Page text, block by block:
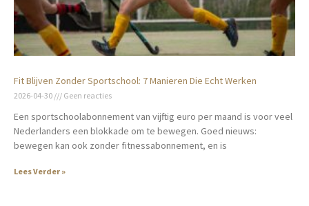
Fit Blijven Zonder Sportschool: 7 Manieren Die Echt Werken
2026-04-30 Geen reacties
Een sportschoolabonnement van vijftig euro per maand is voor veel
Nederlanders een blokkade om te bewegen. Goed nieuws:
bewegen kan ook zonder fitnessabonnement, en is
Lees Verder »